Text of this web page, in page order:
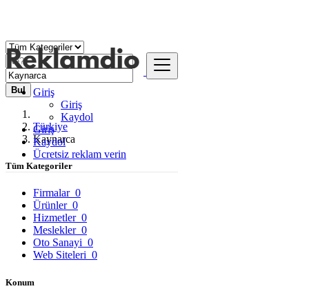
Giriş
Giriş
Kaydol
Giriş
Kaydol
Ücretsiz reklam verin
Bul
Türkiye
Kaynarca
Tüm Kategoriler
Firmalar 0
Ürünler 0
Hizmetler 0
Meslekler 0
Oto Sanayi 0
Web Siteleri 0
Konum